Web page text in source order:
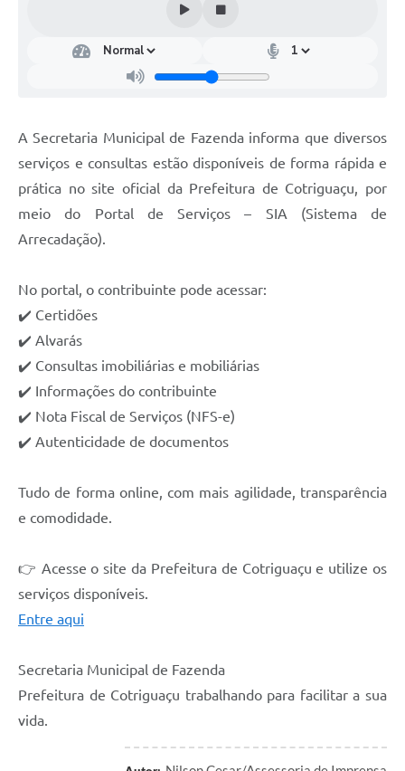
Contas Públicas
Legislação
Editais
Links
Serviços Online
Telefones Úteis
Jornal
Agenda
Diário Oficial
A Secretaria Municipal de Fazenda informa que diversos
serviços e consultas estão disponíveis de forma rápida e
prática no site oficial da Prefeitura de Cotriguaçu, por
meio do Portal de Serviços – SIA (Sistema de
Arrecadação).
No portal, o contribuinte pode acessar:
✔️ Certidões
✔️ Alvarás
✔️ Consultas imobiliárias e mobiliárias
✔️ Informações do contribuinte
✔️ Nota Fiscal de Serviços (NFS-e)
✔️ Autenticidade de documentos
Tudo de forma online, com mais agilidade, transparência
e comodidade.
👉 Acesse o site da Prefeitura de Cotriguaçu e utilize os
serviços disponíveis.
Entre aqui
Secretaria Municipal de Fazenda
Prefeitura de Cotriguaçu trabalhando para facilitar a sua
vida.